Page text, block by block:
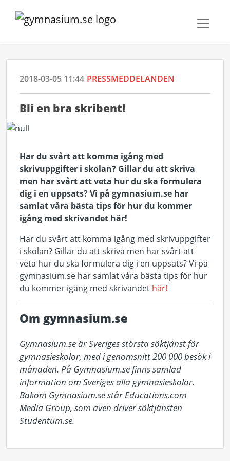
2018-03-05 11:44 PRESSMEDDELANDEN
Bli en bra skribent!
Har du svårt att komma igång med
skrivuppgifter i skolan? Gillar du att skriva
men har svårt att veta hur du ska formulera
dig i en uppsats? Vi på gymnasium.se har
samlat våra bästa tips för hur du kommer
igång med skrivandet här!
Har du svårt att komma igång med skrivuppgifter
i skolan? Gillar du att skriva men har svårt att
veta hur du ska formulera dig i en uppsats? Vi på
gymnasium.se har samlat våra bästa tips för hur
du kommer igång med skrivandet här!
Om gymnasium.se
Gymnasium.se är Sveriges största söktjänst för
gymnasieskolor, med i genomsnitt 200 000 besök i
månaden. På Gymnasium.se finns samlad
information om Sveriges alla gymnasieskolor.
Bakom Gymnasium.se står Educations.com
Media Group, som även driver söktjänsten
Studentum.se.